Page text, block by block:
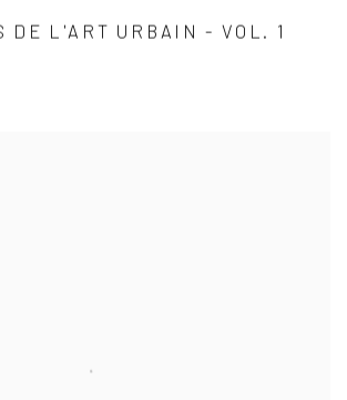
DE L'ART URBAIN - VOL. 1